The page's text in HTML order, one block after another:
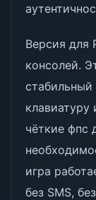
Версия для
консолей.
стабильный
чёткие фпс
игра
без SMS,